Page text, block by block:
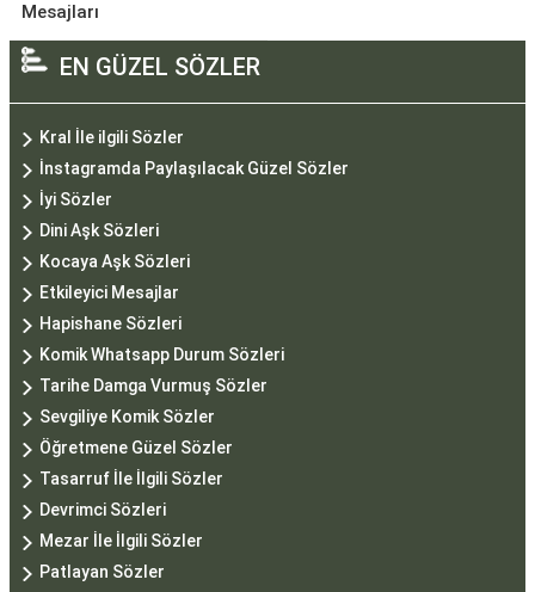
Mesajları
EN GÜZEL SÖZLER
Kral İle ilgili Sözler
İnstagramda Paylaşılacak Güzel Sözler
İyi Sözler
Dini Aşk Sözleri
Kocaya Aşk Sözleri
Etkileyici Mesajlar
Hapishane Sözleri
Komik Whatsapp Durum Sözleri
Tarihe Damga Vurmuş Sözler
Sevgiliye Komik Sözler
Öğretmene Güzel Sözler
Tasarruf İle İlgili Sözler
Devrimci Sözleri
Mezar İle İlgili Sözler
Patlayan Sözler